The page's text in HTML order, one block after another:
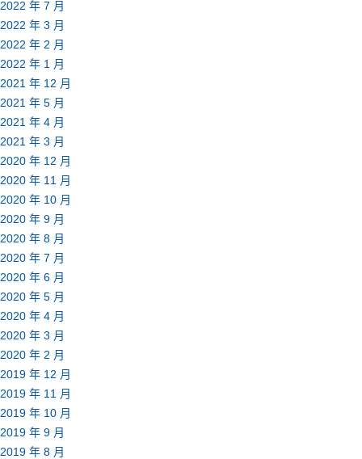
2022 年 7 月
2022 年 3 月
2022 年 2 月
2022 年 1 月
2021 年 12 月
2021 年 5 月
2021 年 4 月
2021 年 3 月
2020 年 12 月
2020 年 11 月
2020 年 10 月
2020 年 9 月
2020 年 8 月
2020 年 7 月
2020 年 6 月
2020 年 5 月
2020 年 4 月
2020 年 3 月
2020 年 2 月
2019 年 12 月
2019 年 11 月
2019 年 10 月
2019 年 9 月
2019 年 8 月